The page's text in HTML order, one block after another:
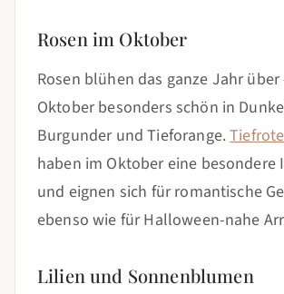
Rosen im Oktober
Rosen blühen das ganze Jahr über
Oktober besonders schön in
Burgunder und Tieforange.
haben im Oktober eine besondere
und eignen sich für romantische
ebenso wie für Halloween-nahe
Lilien und Sonnenblumen